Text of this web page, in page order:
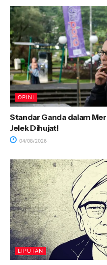
OPINI
Standar Ganda dalam
Jelek Dihujat!
04/08/2026
LIPUTAN